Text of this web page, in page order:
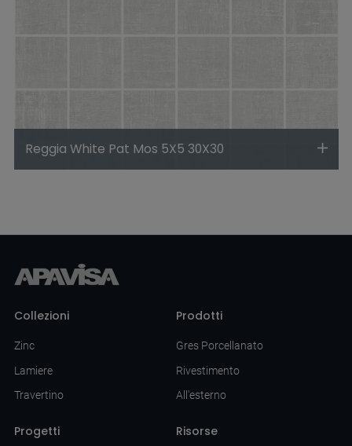
Reggia White Pat Mos 5X5 30X30
Collezioni
Zinc
Lamiere
Travertino
Prodotti
Gres Porcellanato
Rivestimento
All'esterno
Progetti Risorse